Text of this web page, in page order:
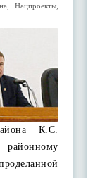
Нацпроекты,
К.С.